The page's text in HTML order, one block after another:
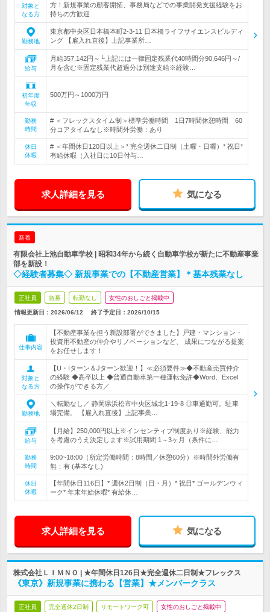
対象と
なる方
方！新規事業の顧客開拓、事務局などでの事業開発支援経験をお
持ちの方歓迎
勤務地
東京都中央区日本橋本町2-3-11 日本橋ライフサイエンスビルディ
ング 【雇入れ直後】上記事業所…
給与
月給357,142円～└上記には一律固定残業代40時間分90,646円～/
月を含む※固定残業代超過分は別途支給※経験…
初年度
年収
500万円～1000万円
勤務
時間
# ＜フレックスタイム制＞標準労働時間 1日7時間休憩時間 60
分コアタイムなし※時間外労働：あり
休日
休暇
# ＜年間休日120日以上＞* 完全週休二日制（土曜・日曜）* 祝日*
有給休暇（入社日に10日付与…
求人詳細を見る 気になる
新着
有限会社上池自動車学校 | 昭和34年から続く自動車学校が新たに不動産事業
部を新設！
◇経験者募集◇ 新規事業での【不動産営業】＊基本残業なし
正社員 急募 転勤なし 女性のおしごと掲載中
情報更新日：2026/06/12 終了予定日： 2026/10/15
仕事内容
【不動産事業を担う新設部署ができました】戸建・マンション・
投資用不動産の仲介やリノベーションなど、 成果につながる提案
をお任せします！
対象と
なる方
【U・Iターン＆Jターン歓迎！】≪必須要件≫◆不動産売買仲介
の経験 ◆高卒以上 ◆普通自動車第一種運転免許◆Word、Excel
の操作ができる方／
勤務地
＼転勤なし／ 静岡県浜松市中央区城北1-19-8 ◎車通勤可。駐車
場完備。 【雇入れ直後】上記事業…
給与
【月給】250,000円以上※インセンティブ制度あり※経験、能力
を考慮のうえ決定します※試用期間:1～3ヶ月（条件に…
勤務
時間
9:00~18:00（所定労働時間：8時間／休憩60分）※時間外労働有
無：有 (基本なし)
休日
休暇
【年間休日116日】* 週休2日制（日・月）* 祝日* ゴールデンウィ
ーク* 年末年始休暇* 有給休…
求人詳細を見る 気になる
株式会社ＬＩＭＮＯ | ★年間休日126日★完全週休二日制★フレックス
《東京》新規事業に携わる【営業】★メンバークラス
正社員 完全週休2日制 リモートワーク可 女性のおしごと掲載中